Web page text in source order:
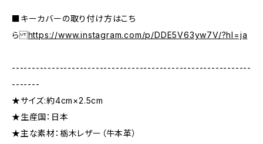
■キーカバーの取り付け方はこち
らhttps://www.instagram.com/p/DDE5V63yw7V/?hl=ja
------------------------------------------------------------
-------
★サイズ:約4cm×2.5cm
★生産国：日本
★主な素材：栃木レザー（牛本革）